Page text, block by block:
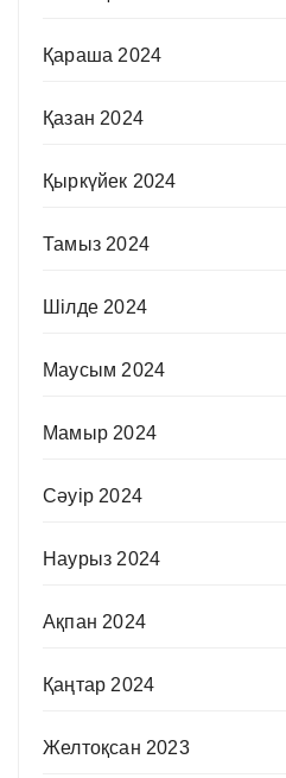
Қараша 2024
Қазан 2024
Қыркүйек 2024
Тамыз 2024
Шілде 2024
Маусым 2024
Мамыр 2024
Сәуір 2024
Наурыз 2024
Ақпан 2024
Қаңтар 2024
Желтоқсан 2023